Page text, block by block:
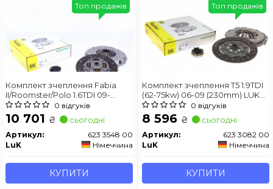
Комплект зчеплення Fabia
II/Roomster/Polo 1.6TDI 09-
(230mm) LUK 623 3548 00
0 відгуків
10 701 ₴ сьогодні
Артикул:
623 3548 00
LuK
Німеччина
КУПИТИ
Топ продажів
Комплект зчеплення T5 1.9TDI
(62-75kw) 06-09 (230mm) LUK
623 3082 00 0 відгуків
8 596 ₴ сьогодні
Артикул:
623 3082 00
LuK
Німеччина
КУПИТИ
Топ продажів